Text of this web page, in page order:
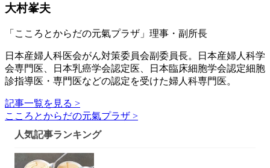
大村峯夫
「こころとからだの元氣プラザ」理事・副所長
日本産婦人科医会がん対策委員会副委員長。日本産婦人科学
会専門医、日本乳癌学会認定医、日本臨床細胞学会認定細胞
診指導医・専門医などの認定を受けた婦人科専門医。
記事一覧を見る >
こころとからだの元氣プラザ >
人気記事ランキング